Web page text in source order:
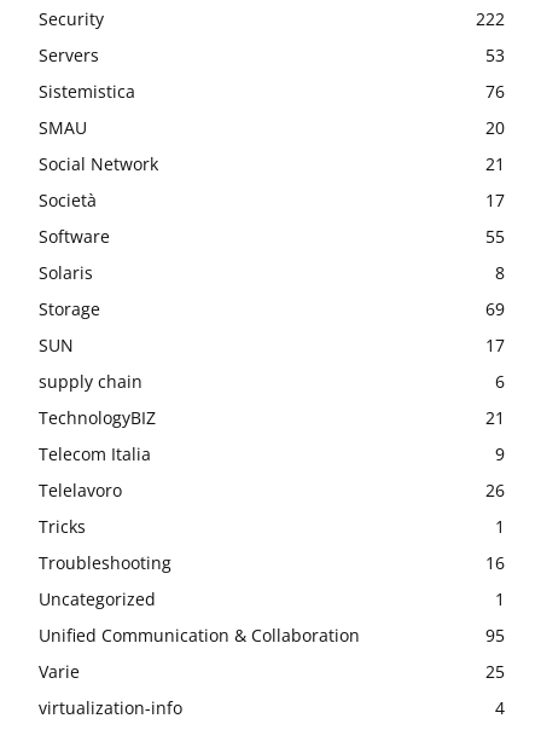
Security
222
Servers
53
Sistemistica
76
SMAU
20
Social Network
21
Società
17
Software
55
Solaris
8
Storage
69
SUN
17
supply chain
6
TechnologyBIZ
21
Telecom Italia
9
Telelavoro
26
Tricks
1
Troubleshooting
16
Uncategorized
1
Unified Communication & Collaboration
95
Varie
25
virtualization-info
4